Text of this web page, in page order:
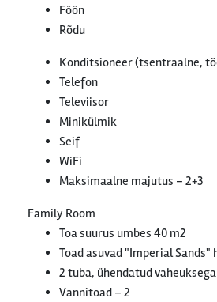
Föön
Rõdu
Konditsioneer (tsentraalne,
Telefon
Televiisor
Minikülmik
Seif
WiFi
Maksimaalne majutus – 2+3
Family Room
Toa suurus umbes 40 m2
Toad asuvad "Imperial Sands"
2 tuba, ühendatud vaheuksega
Vannitoad – 2